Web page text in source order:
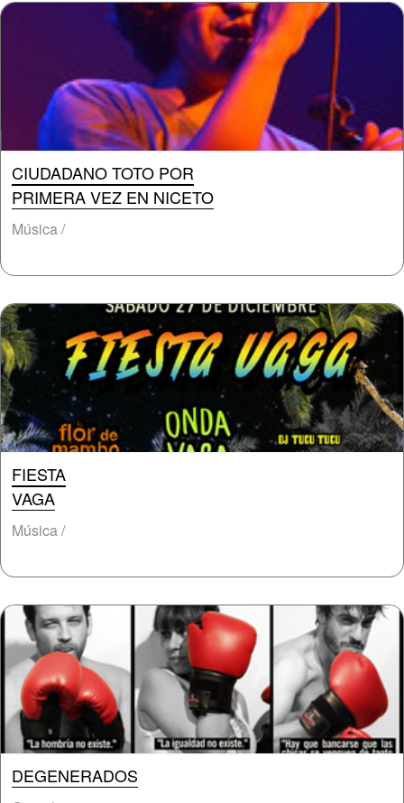
CIUDADANO TOTO POR
PRIMERA VEZ EN NICETO
Música /
FIESTA
VAGA
Música /
DEGENERADOS